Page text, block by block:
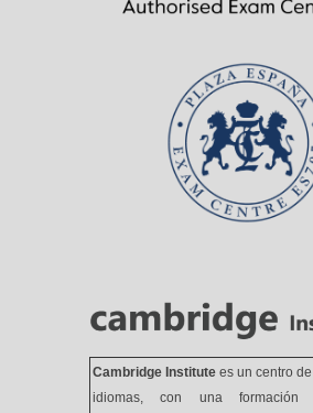
Cambridge Institutees un centro
idiomas, con una